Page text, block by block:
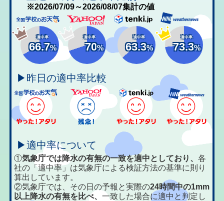
※2026/07/09～2026/08/07集計の値
適中率
66.7%
適中率
70%
適中率
63.3%
適中率
73.3%
▶昨日の適中率比較
▶適中率について
①気象庁では降水の有無の一致を適中としており、各
社の「適中率」は気象庁による検証方法の基準に則り
算出しています。
②気象庁では、その日の予報と実際の24時間中の1mm
以上降水の有無を比べ、一致した場合に適中と判定し